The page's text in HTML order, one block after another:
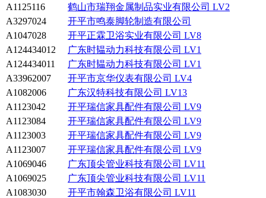
A1125116
鹤山市瑞翔金属制品实业有限公司 LV2
A3297024
开平市鸣泰脚轮制造有限公司
A1047028
开平正霖卫浴实业有限公司 LV8
A124434012
广东时韫动力科技有限公司 LV1
A124434011
广东时韫动力科技有限公司 LV1
A33962007
开平市京华仪表有限公司 LV4
A1082006
广东汉特科技有限公司 LV13
A1123042
开平瑞信家具配件有限公司 LV9
A1123084
开平瑞信家具配件有限公司 LV9
A1123003
开平瑞信家具配件有限公司 LV9
A1123007
开平瑞信家具配件有限公司 LV9
A1069046
广东顶尖管业科技有限公司 LV11
A1069025
广东顶尖管业科技有限公司 LV11
A1083030
开平市翰森卫浴有限公司 LV11